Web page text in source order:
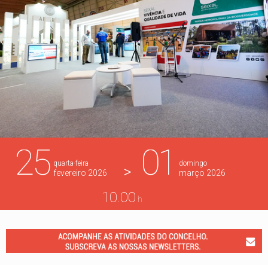
25 quarta-feira
fevereiro 2026 > 01 domingo
março 2026
10.00 h